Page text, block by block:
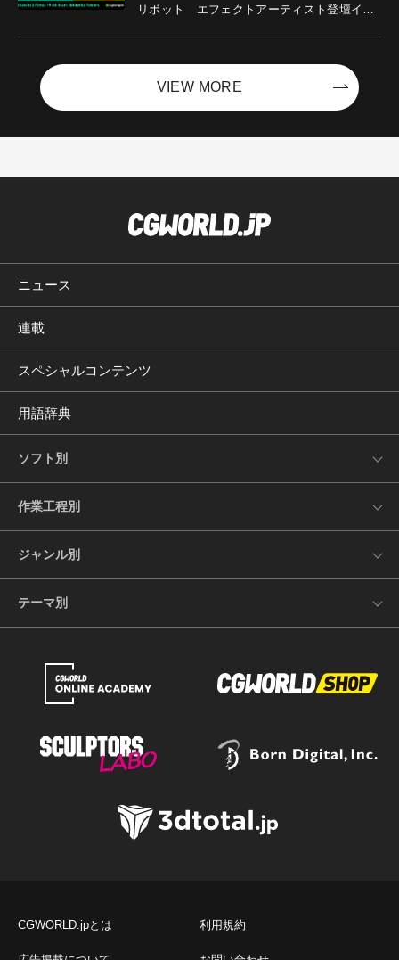
リボット エフェクトアーティスト登壇イベ
VIEW MORE
ニュース
連載
スペシャルコンテンツ
用語辞典
ソフト別
作業工程別
ジャンル別
テーマ別
CGWORLD.jpとは 利用規約